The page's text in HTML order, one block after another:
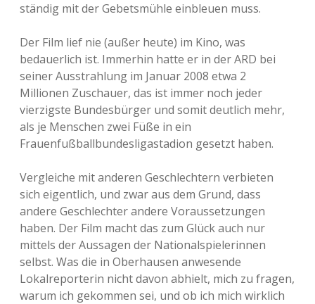
ständig mit der Gebetsmühle einbleuen muss.
Der Film lief nie (außer heute) im Kino, was
bedauerlich ist. Immerhin hatte er in der ARD bei
seiner Ausstrahlung im Januar 2008 etwa 2
Millionen Zuschauer, das ist immer noch jeder
vierzigste Bundesbürger und somit deutlich mehr,
als je Menschen zwei Füße in ein
Frauenfußballbundesligastadion gesetzt haben.
Vergleiche mit anderen Geschlechtern verbieten
sich eigentlich, und zwar aus dem Grund, dass
andere Geschlechter andere Voraussetzungen
haben. Der Film macht das zum Glück auch nur
mittels der Aussagen der Nationalspielerinnen
selbst. Was die in Oberhausen anwesende
Lokalreporterin nicht davon abhielt, mich zu fragen,
warum ich gekommen sei, und ob ich mich wirklich